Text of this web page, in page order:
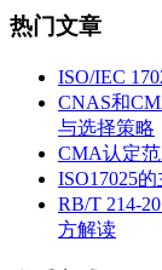
热门文章
ISO/IEC
CNAS和
与选择策略
CMA认定
ISO17025
RB/T 214-
方解读